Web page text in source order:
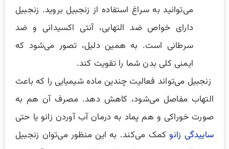
می‌توانید به سراغ استفاده از زنجبیل بروید. زنجبیل
دارای خواص ضد التهابی، آنتی اکسیدانی و ضد
سرطانی است. به همین دلیل، تصور می‌شود که
ایمنی کلی بدن شما را تقویت کند.
زنجبیل می‌تواند فعالیت چندین ماده شیمیایی را که باعث
التهاب مفاصل می‌شود، کاهش دهد. مصرف آن هم به‌
صورت خوراکی و هم پماد به درمان آب آوردن زانو یا حتی
ساییدگی زانوکمک می‌کند. به این منظور می‌توان زنجبیل